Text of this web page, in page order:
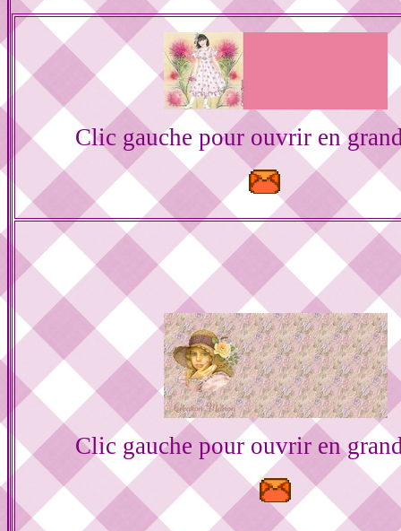
Clic gauche pour ouvrir en
Clic gauche pour ouvrir en